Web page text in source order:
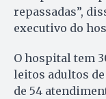
repassadas”,
executivo do
O hospital tem
leitos adultos de
de 54